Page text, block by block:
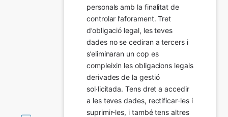
personals amb la finalitat de
controlar l’aforament. Tret
d’obligació legal, les teves
dades no se cediran a tercers i
s’eliminaran un cop es
compleixin les obligacions legals
derivades de la gestió
sol·licitada. Tens dret a accedir
a les teves dades, rectificar-les i
suprimir-les, i també tens altres